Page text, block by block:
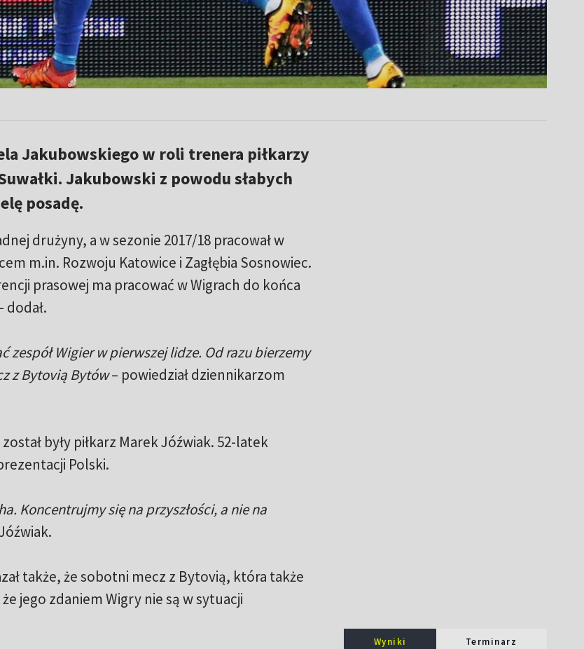
Jakubowskiego w roli trenera piłkarzy
Jakubowski z powodu słabych
posadę.
drużyny, a w sezonie 2017/18 pracował w
m.in. Rozwoju Katowice i Zagłębia Sosnowiec.
prasowej ma pracować w Wigrach do końca
dodał.
zespół Wigier w pierwszej lidze. Od razu bierzemy
z Bytovią Bytów– powiedział dziennikarzom
były piłkarz Marek Jóźwiak. 52-latek
Polski.
Koncentrujmy się na przyszłości, a nie na
także, że sobotni mecz z Bytovią, która także
jego zdaniem Wigry nie są w sytuacji
Wyniki Terminarz